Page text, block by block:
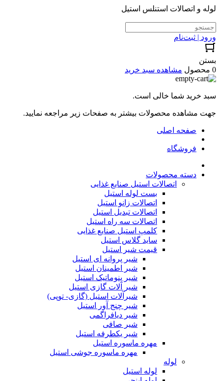
لوله و اتصالات استنلس استیل
ورود | ثبت‌نام
بستن
0 محصول
مشاهده سبد خرید
سبد خرید شما خالی است.
جهت مشاهده محصولات بیشتر به صفحات زیر مراجعه نمایید.
صفحه اصلی
فروشگاه
دسته محصولات
اتصالات استیل صنایع غذایی
بست لوله استیل
اتصالات زانو استیل
اتصالات تبدیل استیل
اتصالات سه راه استیل
کلمپ استیل صنایع غذایی
ساید گلاس استیل
قیمت شیر استیل
شیر پروانه ای استیل
شیر اطمینان استیل
شیر پنوماتیک استیل
شیر آلات گازی استیل
شیرآلات استیل (گازی- توپی)
شیر چنج آور استیل
شیر دیافراگمی
شیر صافی
شیر یکطرفه استیل
مهره ماسوره استیل
مهره ماسوره جوشی استیل
لوله
لوله استیل